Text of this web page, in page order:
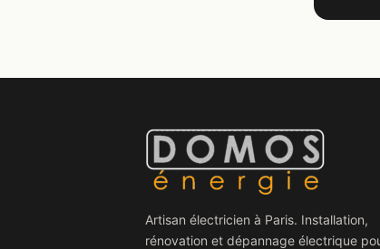
Artisan électricien à Paris. Installation,
rénovation et dépannage électrique